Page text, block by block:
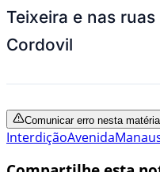
Teixeira e nas
Cordovil
Comunicar erro nesta matéria
InterdiçãoAvenida